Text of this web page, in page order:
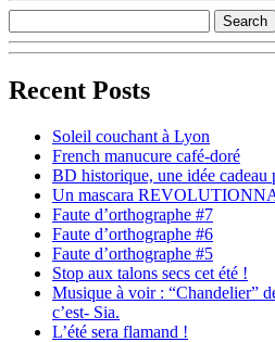
Recent Posts
Soleil couchant à Lyon
French manucure café-doré
BD historique, une idée cadeau
Un mascara
Faute d’orthographe #7
Faute d’orthographe #6
Faute d’orthographe #5
Stop aux talons secs cet été !
Musique à voir : “Chandelier”
c’est- Sia.
L’été sera flamand !